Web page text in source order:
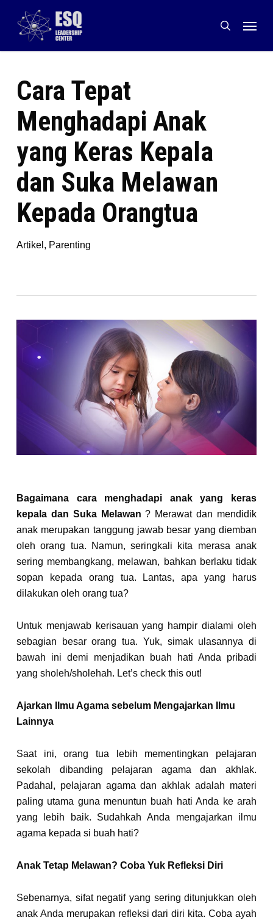
content
search
Menu
Cara Tepat
Menghadapi Anak
yang Keras Kepala
dan Suka Melawan
Kepada Orangtua
Artikel , Parenting
Bagaimana cara menghadapi anak yang keras
kepala dan Suka Melawan ? Merawat dan mendidik
anak merupakan tanggung jawab besar yang diemban
oleh orang tua.
Namun, seringkali kita merasa anak
sering membangkang, melawan, bahkan berlaku tidak
sopan kepada orang tua. Lantas, apa yang harus
dilakukan oleh orang tua?
Untuk menjawab kerisauan yang hampir dialami oleh
sebagian besar orang tua. Yuk, simak ulasannya di
bawah ini demi menjadikan buah hati Anda pribadi
yang sholeh/sholehah. Let’s check this out!
Ajarkan Ilmu Agama sebelum Mengajarkan Ilmu
Lainnya
Saat ini, orang tua lebih mementingkan pelajaran
sekolah dibanding pelajaran agama dan akhlak.
Padahal, pelajaran agama dan akhlak adalah materi
paling utama guna menuntun buah hati Anda ke arah
yang lebih baik. Sudahkah Anda mengajarkan ilmu
agama kepada si buah hati?
Anak Tetap Melawan? Coba Yuk Refleksi Diri
Sebenarnya, sifat negatif yang sering ditunjukkan oleh
anak Anda merupakan refleksi dari diri kita. Coba ayah